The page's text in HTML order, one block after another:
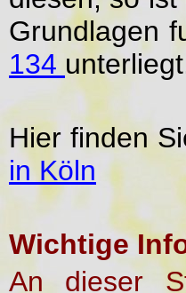
Grundlagen
134
Hier finden
in Köln
Wichtige
An dieser